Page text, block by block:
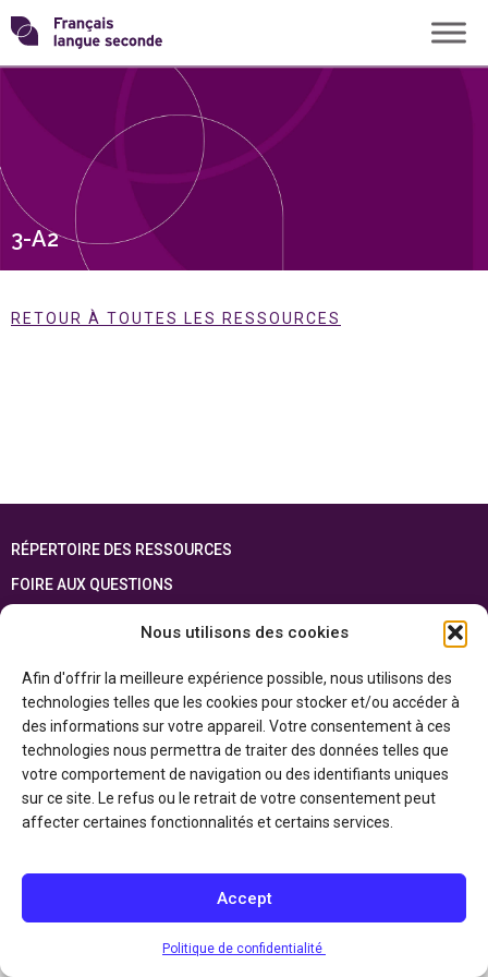
Nous utilisons des cookies
Afin d'offrir la meilleure expérience possible, nous utilisons des
technologies telles que les cookies pour stocker et/ou accéder à
des informations sur votre appareil. Votre consentement à ces
technologies nous permettra de traiter des données telles que
votre comportement de navigation ou des identifiants uniques
sur ce site. Le refus ou le retrait de votre consentement peut
affecter certaines fonctionnalités et certains services.
Accept
Politique de confidentialité
Skip
to
content
Transformons
langue
3-A2
RETOUR À TOUTES LES RESSOURCES
RÉPERTOIRE DES RESSOURCES
FOIRE AUX QUESTIONS
Cette ressource est réalisée grâce au soutien financier du gouvernement de
l’Ontario et du gouvernement du Canada par l’entremise du ministère du
Patrimoine canadien
Politique de confidentialité